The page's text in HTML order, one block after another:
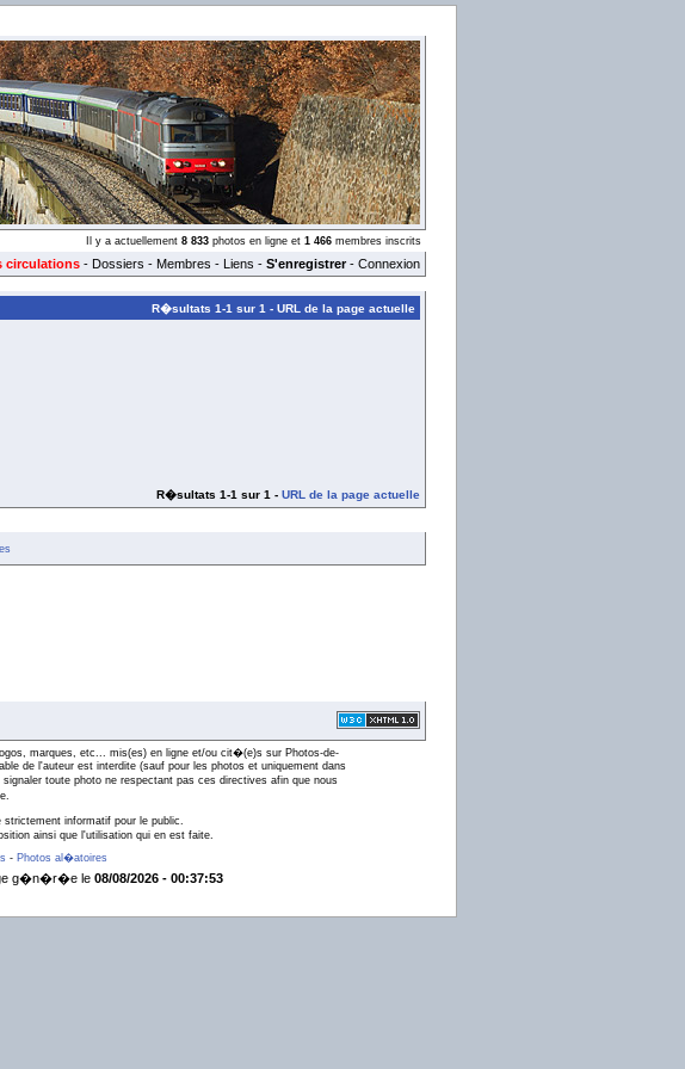
Il y a actuellement 8 833 photos en ligne et 1 466 membres inscrits
circulations - Dossiers - Membres - Liens - S'enregistrer- Connexion
R�sultats 1-1 sur 1 - URL de la page actuelle
R�sultats 1-1 sur 1 - URL de la page actuelle
marques, etc... mis(es) en ligne et/ou cit�(e)s sur Photos-de-
de l'auteur est interdite (sauf pour les photos et uniquement dans
toute photo ne respectant pas ces directives afin que nous
informatif pour le public.
ainsi que l'utilisation qui en est faite.
- Photos al�atoires
g�n�r�e le 08/08/2026 - 00:37:53